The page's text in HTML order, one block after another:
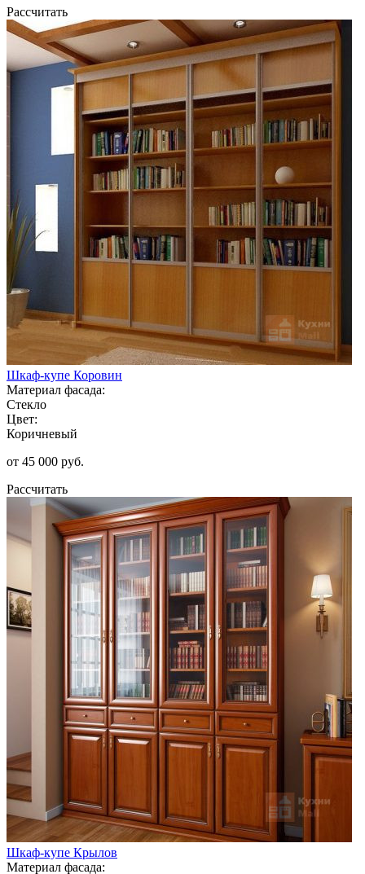
Рассчитать
Шкаф-купе Коровин
Материал фасада:
Стекло
Цвет:
Коричневый
от 45 000 руб.
Рассчитать
Шкаф-купе Крылов
Материал фасада: